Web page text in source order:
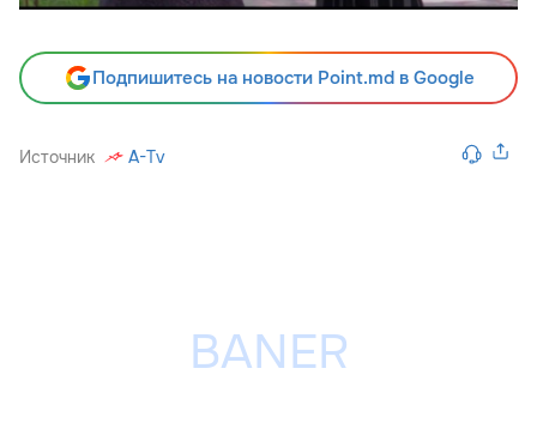
Подпишитесь на новости Point.md в Google
Источник A-Tv